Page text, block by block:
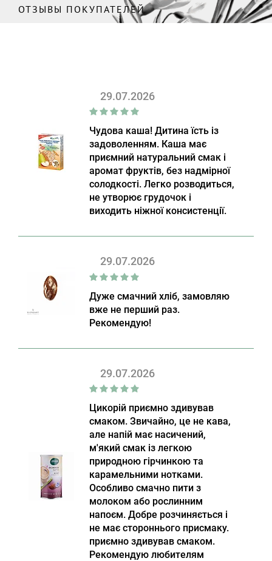
ОТЗЫВЫ ПОКУПАТЕЛЕЙ
29.07.2026
Чудова каша! Дитина їсть із
задоволенням. Каша має
приємний натуральний смак і
аромат фруктів, без надмірної
солодкості. Легко розводиться,
не утворює грудочок і
виходить ніжної консистенції.
29.07.2026
Дуже смачний хліб, замовляю
вже не перший раз.
Рекомендую!
29.07.2026
Цикорій приємно здивував
смаком. Звичайно, це не кава,
але напій має насичений,
м'який смак із легкою
природною гірчинкою та
карамельними нотками.
Особливо смачно пити з
молоком або рослинним
напоєм. Добре розчиняється і
не має стороннього присмаку.
приємно здивував смаком.
Рекомендую любителям